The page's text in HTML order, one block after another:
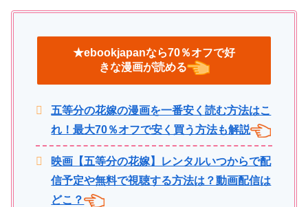
★ebookjapanなら70％オフで好
きな漫画が読める
五等分の花嫁の漫画を一番安く読む方法はこ
れ！最大70％オフで安く買う方法も解説
映画【五等分の花嫁】レンタルいつからで配
信予定や無料で視聴する方法は？動画配信は
どこ？